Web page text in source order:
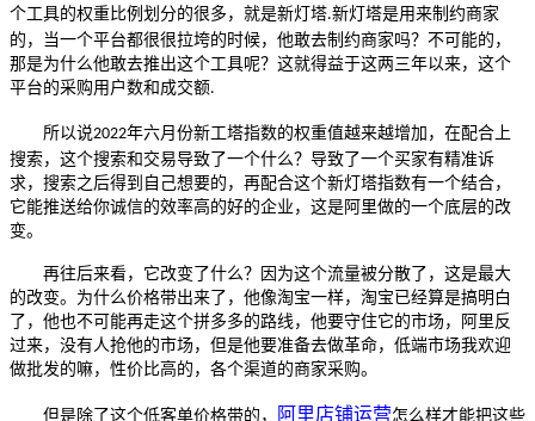
个工具的权重比例划分的很多，就是新灯塔.新灯塔是用来制约商家
的，当一个平台都很很拉垮的时候，他敢去制约商家吗？不可能的，
那是为什么他敢去推出这个工具呢？这就得益于这两三年以来，这个
平台的采购用户数和成交额.
所以说2022年六月份新工塔指数的权重值越来越增加，在配合上
搜索，这个搜索和交易导致了一个什么？导致了一个买家有精准诉
求，搜索之后得到自己想要的，再配合这个新灯塔指数有一个结合，
它能推送给你诚信的效率高的好的企业，这是阿里做的一个底层的改
变。
再往后来看，它改变了什么？因为这个流量被分散了，这是最大
的改变。为什么价格带出来了，他像淘宝一样，淘宝已经算是搞明白
了，他也不可能再走这个拼多多的路线，他要守住它的市场，阿里反
过来，没有人抢他的市场，但是他要准备去做革命，低端市场我欢迎
做批发的嘛，性价比高的，各个渠道的商家采购。
但是除了这个低客单价格带的， 阿里店铺运营怎么样才能把这些